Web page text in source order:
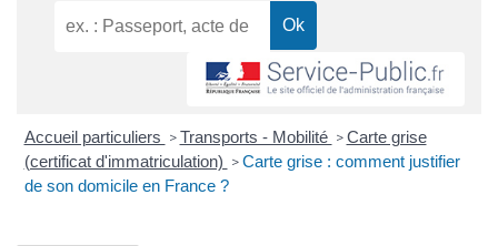
Accueil particuliers > Transports - Mobilité > Carte grise
(certificat d'immatriculation) > Carte grise : comment justifier
de son domicile en France ?